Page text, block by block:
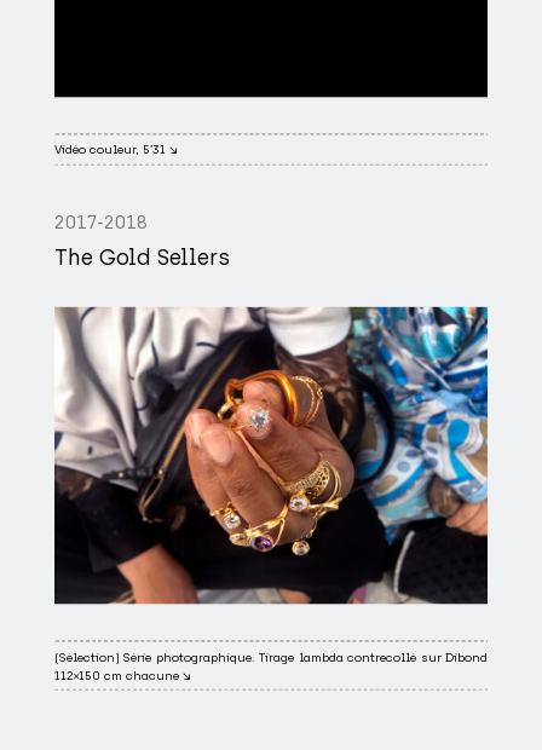
Vidéo couleur, 5’31 ↘
2017-2018
The Gold Sellers
(Sélection) Série photographique. Tirage lambda contrecollé sur Dibond
112×150 cm chacune ↘